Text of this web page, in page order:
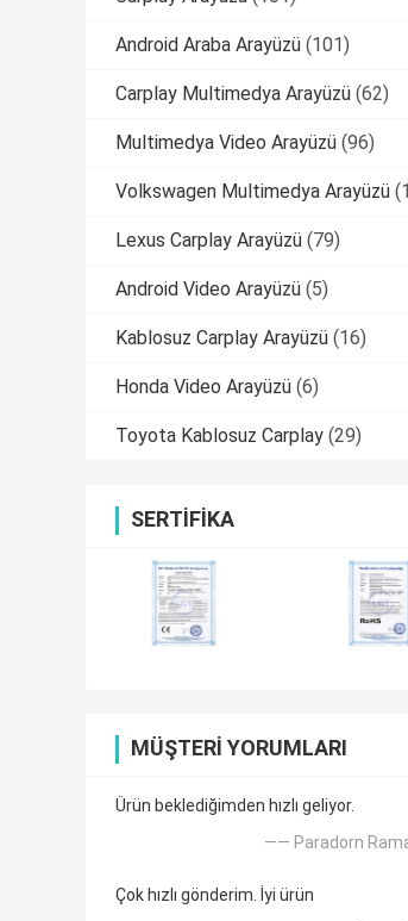
Android Araba Arayüzü (101)
Carplay Multimedya Arayüzü (62)
Multimedya Video Arayüzü (96)
Volkswagen Multimedya Arayüzü
Lexus Carplay Arayüzü (79)
Android Video Arayüzü (5)
Kablosuz Carplay Arayüzü (16)
Honda Video Arayüzü (6)
Toyota Kablosuz Carplay (29)
SERTIFIKA
MÜŞTERI YORUMLARI
Ürün beklediğimden hızlı geliyor.
—— Paradorn
Çok hızlı gönderim. İyi ürün